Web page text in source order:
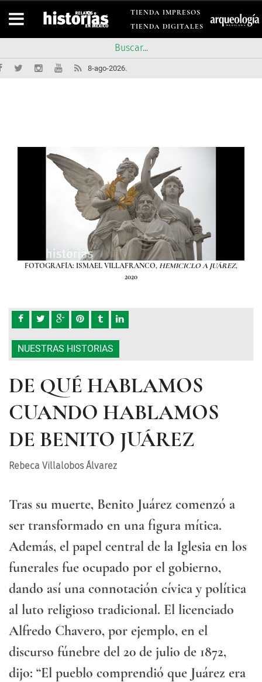
TIENDA IMPRESOS
TIENDA DIGITALES
8-ago-2026.
FOTOGRAFÍA: ISMAEL VILLAFRANCO, HEMICICLO A JUÁREZ,
2020
NUESTRAS HISTORIAS
DE QUÉ HABLAMOS
CUANDO HABLAMOS
DE BENITO JUÁREZ
Rebeca Villalobos Álvarez
Tras su muerte, Benito Juárez comenzó a
ser transformado en una figura mítica.
Además, el papel central de la Iglesia en los
funerales fue ocupado por el gobierno,
dando así una connotación cívica y política
al luto religioso tradicional. El licenciado
Alfredo Chavero, por ejemplo, en el
discurso fúnebre del 20 de julio de 1872,
dijo: “El pueblo comprendió que Juárez era